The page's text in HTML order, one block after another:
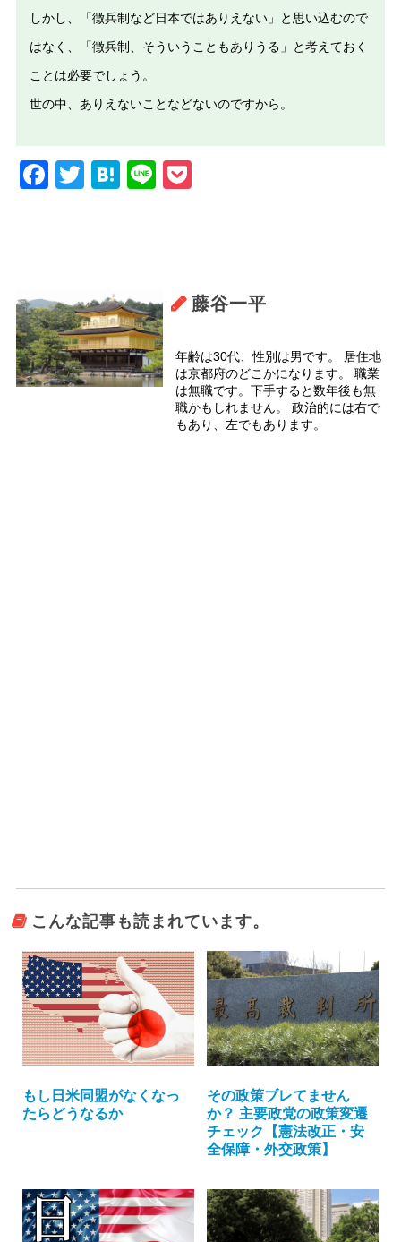
しかし、「徴兵制など日本ではありえない」と思い込むので
はなく、「徴兵制、そういうこともありうる」と考えておく
ことは必要でしょう。
世の中、ありえないことなどないのですから。
Facebook
Twitter
Hatena
Line
藤谷一平
年齢は30代、性別は男です。 居住地
は京都府のどこかになります。 職業
は無職です。下手すると数年後も無
職かもしれません。 政治的には右で
もあり、左でもあります。
こんな記事も読まれています。
もし日米同盟がなくなっ
たらどうなるか
その政策ブレてません
か？ 主要政党の政策変遷
チェック【憲法改正・安
全保障・外交政策】